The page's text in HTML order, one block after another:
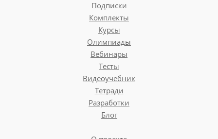
Подписки
Комплекты
Курсы
Олимпиады
Вебинары
Тесты
Видеоучебник
Тетради
Разработки
Блог